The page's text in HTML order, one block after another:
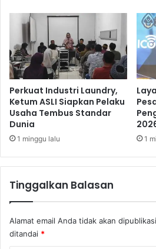
d
a
r
Perkuat Industri Laundry,
Ketum ASLI Siapkan Pelaku
Usaha Tembus Standar
Dunia
1 minggu lalu 1
Tinggalkan Balasan
Alamat email Anda tidak akan
ditandai *